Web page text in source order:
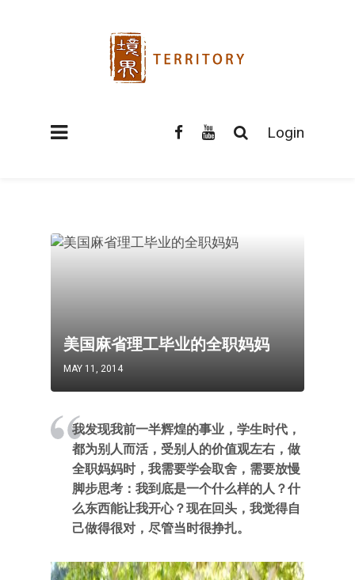
Login
美国麻省理工毕业的全职妈妈
MAY 11, 2014
我发现我前一半辉煌的事业，学生时代，
都为别人而活，受别人的价值观左右，做
全职妈妈时，我需要学会取舍，需要放慢
脚步思考：我到底是一个什么样的人？什
么东西能让我开心？现在回头，我觉得自
己做得很对，尽管当时很挣扎。